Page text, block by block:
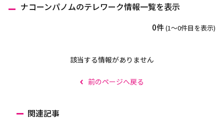
ナコーンパノムのテレワーク情報一覧を表示
0件(1〜0件目を表示)
該当する情報がありません
前のページへ戻る
関連記事